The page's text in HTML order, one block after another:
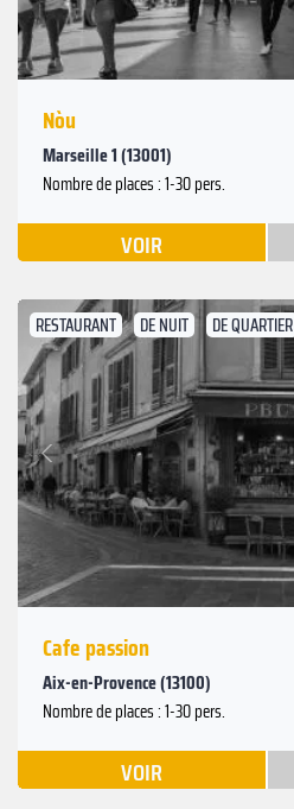
Nòu
Marseille 1 (13001)
Nombre de places : 1-30 pers.
VOIR
RESTAURANT DE NUIT DE QUARTIER
Précédent
Cafe passion
Aix-en-Provence (13100)
Nombre de places : 1-30 pers.
VOIR